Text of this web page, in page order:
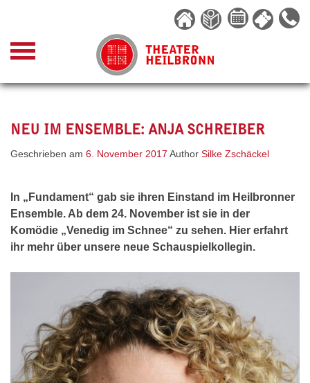
content
NEU IM ENSEMBLE: ANJA SCHREIBER
Geschrieben am 6. November 2017 Author Silke Zschäckel
In „Fundament“ gab sie ihren Einstand im Heilbronner
Ensemble. Ab dem 24. November ist sie in der
Komödie „Venedig im Schnee“ zu sehen. Hier erfahrt
ihr mehr über unsere neue Schauspielkollegin.